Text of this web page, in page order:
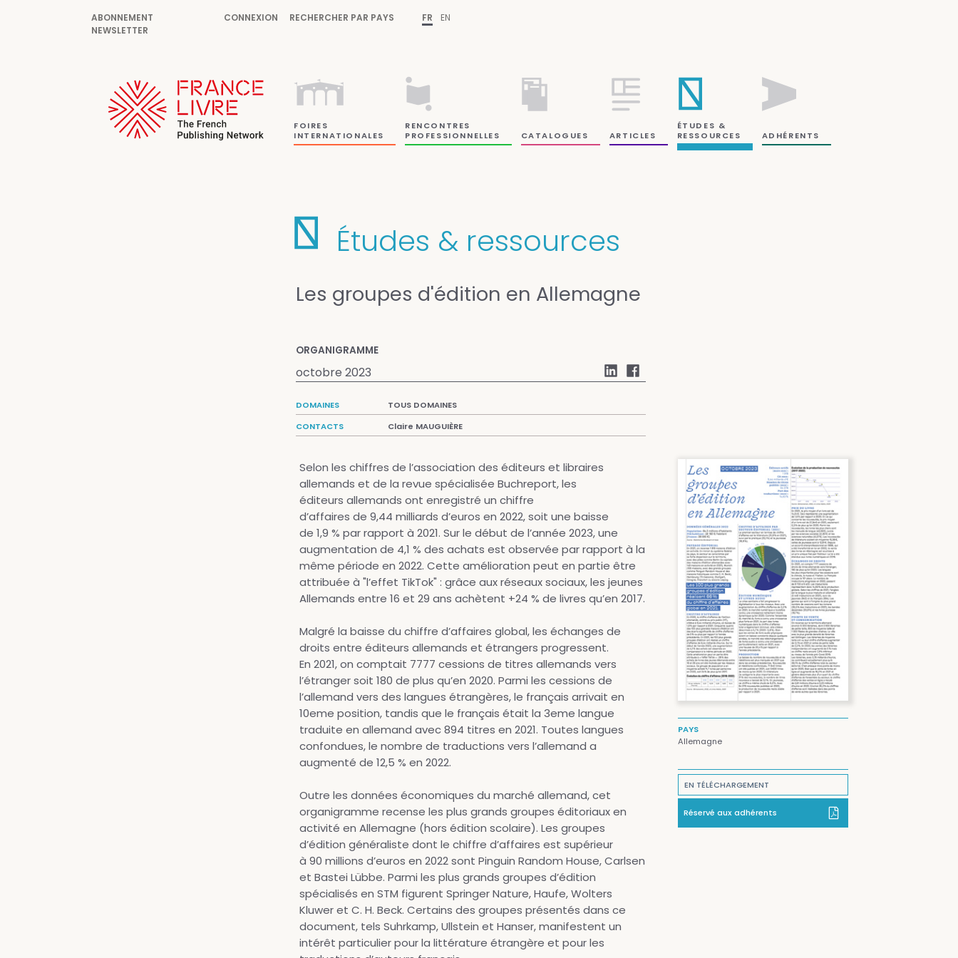
ABONNEMENT
NEWSLETTER
CONNEXION RECHERCHER PAR PAYS FR EN
FOIRES
INTERNATIONALES
RENCONTRES
PROFESSIONNELLES
CATALOGUES ARTICLES
ÉTUDES &
RESSOURCES
ADHÉRENTS
Études & ressources
Les groupes d'édition en Allemagne
ORGANIGRAMME
octobre 2023
DOMAINES
TOUS DOMAINES
CONTACTS
Claire MAUGUIÈRE
Selon les chiffres de l’association des éditeurs et libraires
allemands et de la revue spécialisée Buchreport, les
éditeurs allemands ont enregistré un chiffre
d’affaires de 9,44 milliards d’euros en 2022, soit une baisse
de 1,9 % par rapport à 2021. Sur le début de l’année 2023, une
augmentation de 4,1 % des achats est observée par rapport à la
même période en 2022. Cette amélioration peut en partie être
attribuée à "l’effet TikTok" : grâce aux réseaux sociaux, les jeunes
Allemands entre 16 et 29 ans achètent +24 % de livres qu’en 2017.
Malgré la baisse du chiffre d’affaires global, les échanges de
droits entre éditeurs allemands et étrangers progressent.
En 2021, on comptait 7777 cessions de titres allemands vers
l’étranger soit 180 de plus qu’en 2020. Parmi les cessions de
l’allemand vers des langues étrangères, le français arrivait en
10eme position, tandis que le français était la 3eme langue
traduite en allemand avec 894 titres en 2021. Toutes langues
confondues, le nombre de traductions vers l’allemand a
augmenté de 12,5 % en 2022.
Outre les données économiques du marché allemand, cet
organigramme recense les plus grands groupes éditoriaux en
activité en Allemagne (hors édition scolaire). Les groupes
d’édition généraliste dont le chiffre d’affaires est supérieur
à 90 millions d’euros en 2022 sont Pinguin Random House, Carlsen
et Bastei Lübbe. Parmi les plus grands groupes d’édition
spécialisés en STM figurent Springer Nature, Haufe, Wolters
Kluwer et C. H. Beck. Certains des groupes présentés dans ce
document, tels Suhrkamp, Ullstein et Hanser, manifestent un
intérêt particulier pour la littérature étrangère et pour les
PAYS
Allemagne
EN TÉLÉCHARGEMENT
Réservé aux adhérents